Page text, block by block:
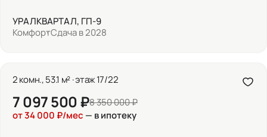
УРАЛКВАРТАЛ, ГП-9
КомфортСдача в 2028
2 комн., 53.1 м² · этаж 17/22
7 097 500 ₽8 350 000 ₽
от 34 000 ₽/мес — в ипотеку